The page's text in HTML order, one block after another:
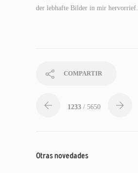
der lebhafte Bilder in mir hervorrief.
COMPARTIR
1233 / 5650
Otras novedades